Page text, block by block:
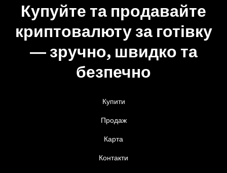
Купуйте та продавайте
криптовалюту за готівку
— зручно, швидко та
безпечно
Купити
Продаж
Карта
Контакти